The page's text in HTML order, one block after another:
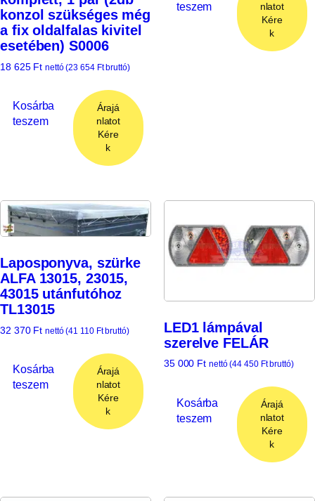
konzol szükséges még
a fix oldalfalas kivitel
esetében) S0006
18 625 Ft nettó (23 654 Ftbruttó)
Kosárba
teszem
Árajá
nlatot
Kére
k
teszem
nlatot
Kére
k
Laposponyva, szürke
ALFA 13015, 23015,
43015 utánfutóhoz
TL13015
32 370 Ft nettó (41 110 Ftbruttó)
Kosárba
teszem
Árajá
nlatot
Kére
k
LED1 lámpával
szerelve FELÁR
35 000 Ft nettó (44 450 Ftbruttó)
Kosárba
teszem
Árajá
nlatot
Kére
k